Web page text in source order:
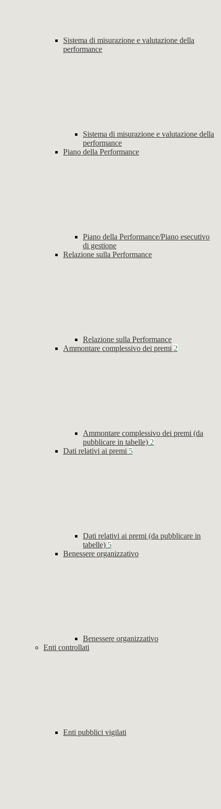
Sistema di misurazione e valutazione della
performance
Sistema di misurazione e valutazione della
performance
Piano della Performance
Piano della Performance/Piano esecutivo
di gestione
Relazione sulla Performance
Relazione sulla Performance
Ammontare complessivo dei premi 2
Ammontare complessivo dei premi (da
pubblicare in tabelle) 2
Dati relativi ai premi 5
Dati relativi ai premi (da pubblicare in
tabelle) 5
Benessere organizzativo
Benessere organizzativo
Enti controllati
Enti pubblici vigilati